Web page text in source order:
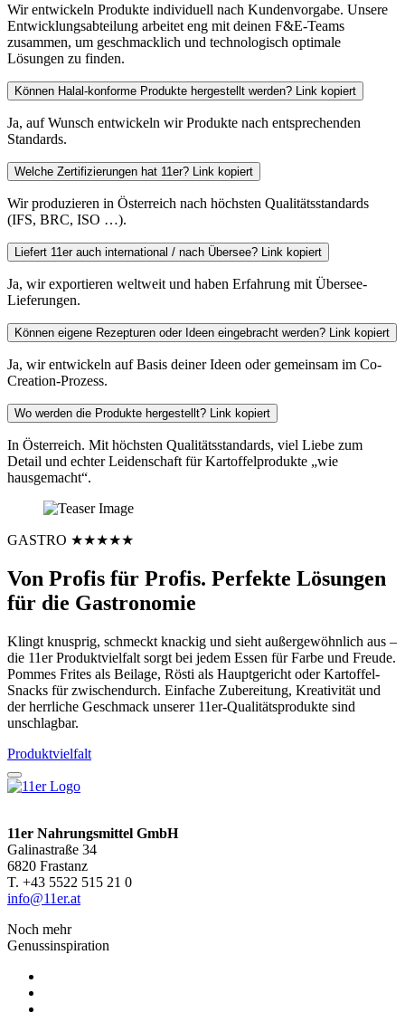
Wir entwickeln Produkte individuell nach Kundenvorgabe. Unsere
Entwicklungsabteilung arbeitet eng mit deinen F&E-Teams
zusammen, um geschmacklich und technologisch optimale
Lösungen zu finden.
Können Halal-konforme Produkte hergestellt werden? Link kopiert
Ja, auf Wunsch entwickeln wir Produkte nach entsprechenden
Standards.
Welche Zertifizierungen hat 11er? Link kopiert
Wir produzieren in Österreich nach höchsten Qualitätsstandards
(IFS, BRC, ISO …).
Liefert 11er auch international / nach Übersee? Link kopiert
Ja, wir exportieren weltweit und haben Erfahrung mit Übersee-
Lieferungen.
Können eigene Rezepturen oder Ideen eingebracht werden? Link kopiert
Ja, wir entwickeln auf Basis deiner Ideen oder gemeinsam im Co-
Creation-Prozess.
Wo werden die Produkte hergestellt? Link kopiert
In Österreich. Mit höchsten Qualitätsstandards, viel Liebe zum
Detail und echter Leidenschaft für Kartoffelprodukte „wie
hausgemacht“.
GASTRO ★★★★★
Von Profis für Profis. Perfekte Lösungen
für die Gastronomie
Klingt knusprig, schmeckt knackig und sieht außergewöhnlich aus –
die 11er Produktvielfalt sorgt bei jedem Essen für Farbe und Freude.
Pommes Frites als Beilage, Rösti als Hauptgericht oder Kartoffel-
Snacks für zwischendurch. Einfache Zubereitung, Kreativität und
der herrliche Geschmack unserer 11er-Qualitätsprodukte sind
unschlagbar.
Produktvielfalt
11er Nahrungsmittel GmbH
Galinastraße 34
6820 Frastanz
T. +43 5522 515 21 0
info@11er.at
Noch mehr
Genussinspiration